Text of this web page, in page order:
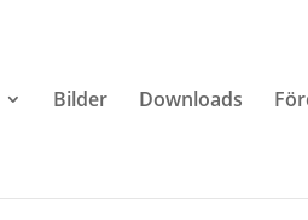
Bilder Downloads